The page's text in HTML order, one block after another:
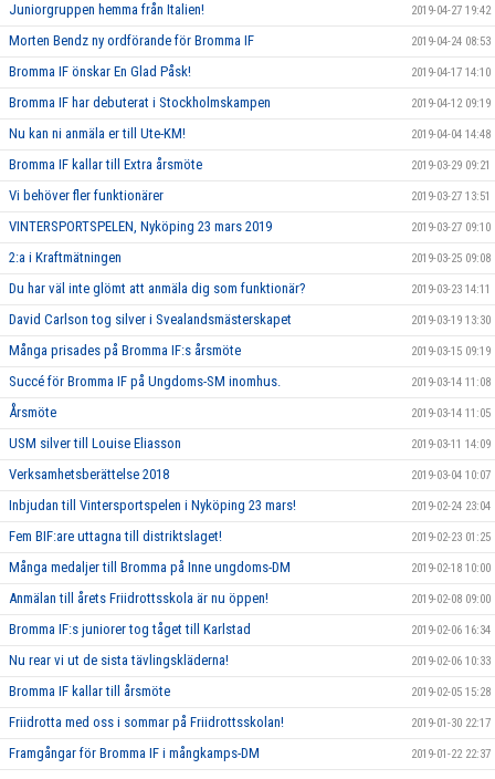
Juniorgruppen hemma från Italien! 2019-04-27 19:42
Morten Bendz ny ordförande för Bromma IF 2019-04-24 08:53
Bromma IF önskar En Glad Påsk! 2019-04-17 14:10
Bromma IF har debuterat i Stockholmskampen 2019-04-12 09:19
Nu kan ni anmäla er till Ute-KM! 2019-04-04 14:48
Bromma IF kallar till Extra årsmöte 2019-03-29 09:21
Vi behöver fler funktionärer 2019-03-27 13:51
VINTERSPORTSPELEN, Nyköping 23 mars 2019 2019-03-27 09:10
2:a i Kraftmätningen 2019-03-25 09:08
Du har väl inte glömt att anmäla dig som funktionär? 2019-03-23 14:11
David Carlson tog silver i Svealandsmästerskapet 2019-03-19 13:30
Många prisades på Bromma IF:s årsmöte 2019-03-15 09:19
Succé för Bromma IF på Ungdoms-SM inomhus. 2019-03-14 11:08
Årsmöte 2019-03-14 11:05
USM silver till Louise Eliasson 2019-03-11 14:09
Verksamhetsberättelse 2018 2019-03-04 10:07
Inbjudan till Vintersportspelen i Nyköping 23 mars! 2019-02-24 23:04
Fem BIF:are uttagna till distriktslaget! 2019-02-23 01:25
Många medaljer till Bromma på Inne ungdoms-DM 2019-02-18 10:00
Anmälan till årets Friidrottsskola är nu öppen! 2019-02-08 09:00
Bromma IF:s juniorer tog tåget till Karlstad 2019-02-06 16:34
Nu rear vi ut de sista tävlingskläderna! 2019-02-06 10:33
Bromma IF kallar till årsmöte 2019-02-05 15:28
Friidrotta med oss i sommar på Friidrottsskolan! 2019-01-30 22:17
Framgångar för Bromma IF i mångkamps-DM 2019-01-22 22:37